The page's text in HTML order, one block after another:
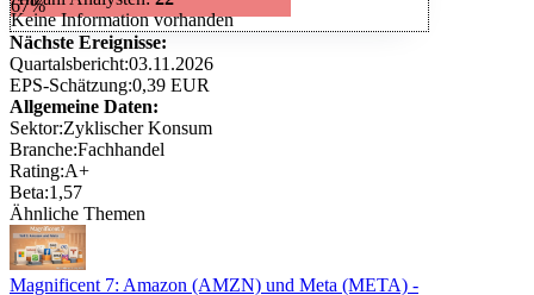
67%
Keine Information vorhanden
Nächste Ereignisse:
Quartalsbericht:03.11.2026
EPS-Schätzung:0,39 EUR
Allgemeine Daten:
Sektor:Zyklischer Konsum
Branche:Fachhandel
Rating:A+
Beta:1,57
Ähnliche Themen
Magnificent 7: Amazon (AMZN) und Meta (META) -